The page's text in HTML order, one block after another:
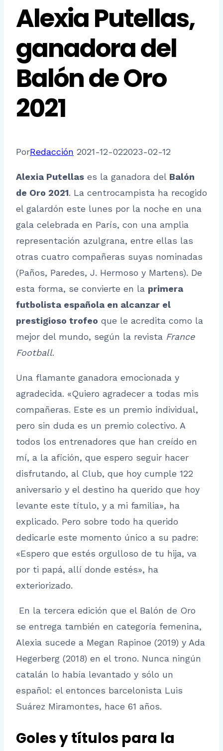
Alexia Putellas,
ganadora del
Balón de Oro
2021
PorRedacción 2021-12-022023-02-12
Alexia Putellas es la ganadora del Balón
de Oro 2021. La centrocampista ha recogido
el galardón este lunes por la noche en una
gala celebrada en París, con una amplia
representación azulgrana, entre ellas las
otras cuatro compañeras suyas nominadas
(Paños, Paredes, J. Hermoso y Martens). De
esta forma, se convierte en la primera
futbolista española en alcanzar el
prestigioso trofeo que le acredita como la
mejor del mundo, según la revista France
Football.
Una flamante ganadora emocionada y
agradecida. «Quiero agradecer a todas mis
compañeras. Este es un premio individual,
pero sin duda es un premio colectivo. A
todos los entrenadores que han creído en
mí, a la afición, que espero seguir hacer
disfrutando, al Club, que hoy cumple 122
aniversario y el destino ha querido que hoy
levante este título, y a mi familia», ha
explicado. Pero sobre todo ha querido
dedicarle este momento único a su padre:
«Espero que estés orgulloso de tu hija, va
por ti papá, allí donde estés», ha
exteriorizado.
En la tercera edición que el Balón de Oro
se entrega también en categoría femenina,
Alexia sucede a Megan Rapinoe (2019) y Ada
Hegerberg (2018) en el trono. Nunca ningún
catalán lo había levantado y sólo un
español: el entonces barcelonista Luis
Suárez Miramontes, hace 61 años.
Goles y títulos para la